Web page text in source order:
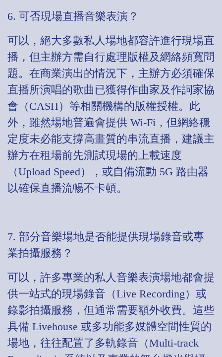
6. 可否現場直播音樂表演？
可以，絕大多數私人場地都容許進行現場直
播，但主辦方需自行處理版權及網絡頻寬問
題。在商業演出的情況下，主辦方必須確保
直播所演唱的歌曲已獲得作曲家及作詞家協
會（CASH）等相關機構的版權授權。此
外，雖然場地普遍會提供 Wi-Fi，但網絡穩
定度未必能支撐高畫質的串流直播，建議主
辦方在租場前先測試現場的上載速度
（Upload Speed），或自備流動 5G 路由器
以確保直播流暢不卡頓。
7. 部分音樂場地是否能提供現場錄音或專
業拍攝服務？
可以，許多專業的私人音樂表演場地都會提
供一站式的現場錄音（Live Recording）或
錄影拍攝服務，但通常需要額外收費。這些
具備 Livehouse 或多功能多媒體空間性質的
場地，往往配置了多軌錄音（Multi-track